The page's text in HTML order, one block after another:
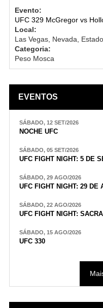
Evento:
UFC 329 McGregor vs
Local:
Las Vegas, Nevada,
Categoria:
Peso Mosca
EVENTOS
SÁBADO, 12 SET/2026
NOCHE UFC
SÁBADO, 05 SET/2026
UFC FIGHT NIGHT: 5 DE
SÁBADO, 29 AGO/2026
UFC FIGHT NIGHT: 29 DE
SÁBADO, 22 AGO/2026
UFC FIGHT NIGHT:
SÁBADO, 15 AGO/2026
UFC 330